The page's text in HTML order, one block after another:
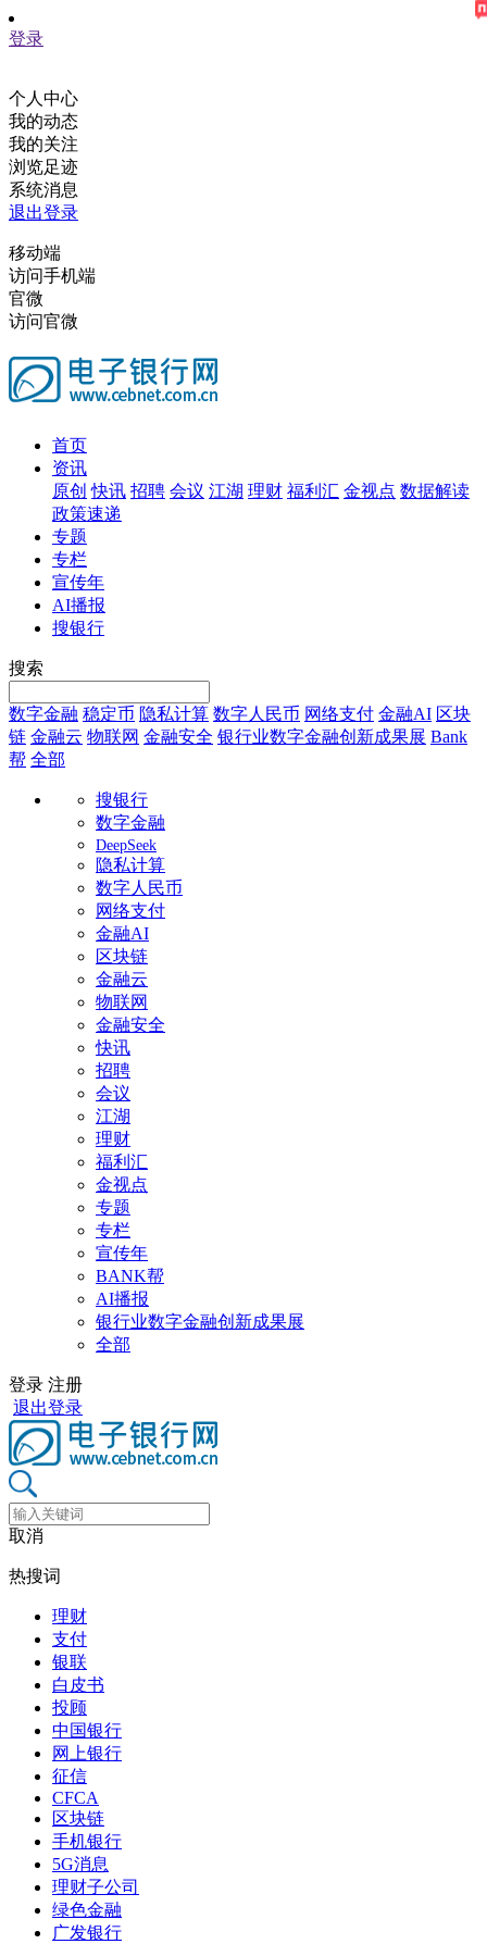
登录
个人中心
我的动态
我的关注
浏览足迹
系统消息
退出登录
移动端
访问手机端
官微
访问官微
首页
资讯
原创 快讯 招聘 会议 江湖 理财 福利汇 金视点 数据解读
政策速递
专题
专栏
宣传年
AI播报
搜银行
搜索
数字金融 稳定币 隐私计算 数字人民币 网络支付 金融AI 区块
链 金融云 物联网 金融安全 银行业数字金融创新成果展 Bank
帮 全部
搜银行
数字金融
DeepSeek
隐私计算
数字人民币
网络支付
金融AI
区块链
金融云
物联网
金融安全
快讯
招聘
会议
江湖
理财
福利汇
金视点
专题
专栏
宣传年
BANK帮
AI播报
银行业数字金融创新成果展
全部
登录 注册
退出登录
取消
热搜词
理财
支付
银联
白皮书
投顾
中国银行
网上银行
征信
CFCA
区块链
手机银行
5G消息
理财子公司
绿色金融
广发银行